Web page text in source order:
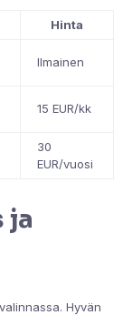
Hinta
Ilmainen
15 EUR/kk
30
EUR/vuosi
ja
Hyvän